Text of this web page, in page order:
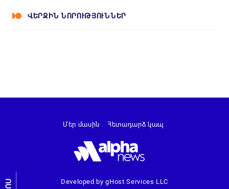
ՎԵՐՋԻՆ ՆՈՐՈՒԹՅՈՒՆՆԵՐ
Developed by gHost Services LLC
Մեր մասին Հետադարձ կապ